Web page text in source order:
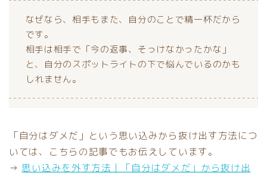
なぜなら、相手もまた、自分のことで精一杯だから
です。
相手は相手で「今の返事、そっけなかったかな」
と、自分のスポットライトの下で悩んでいるのかも
しれません。
「自分はダメだ」という思い込みから抜け出す方法につ
いては、こちらの記事でもお伝えしています。
→ 思い込みを外す方法｜「自分はダメだ」から抜け出